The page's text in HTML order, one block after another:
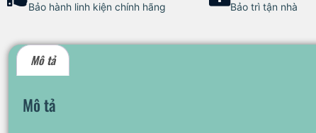
Bảo hành linh kiện chính hãng Bảo trì tận nhà
Mô tả
Mô tả